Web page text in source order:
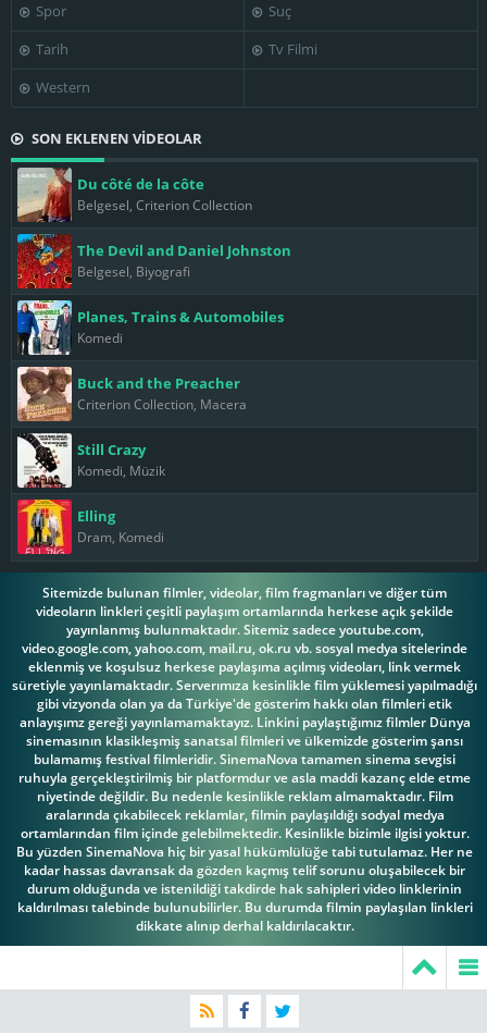
Spor
Suç
Tarih
Tv Filmi
Western
SON EKLENEN VİDEOLAR
Du côté de la côte
Belgesel, Criterion Collection
The Devil and Daniel Johnston
Belgesel, Biyografi
Planes, Trains & Automobiles
Komedi
Buck and the Preacher
Criterion Collection, Macera
Still Crazy
Komedi, Müzik
Elling
Dram, Komedi
Sitemizde bulunan filmler, videolar, film fragmanları ve diğer tüm
videoların linkleri çeşitli paylaşım ortamlarında herkese açık şekilde
yayınlanmış bulunmaktadır. Sitemiz sadece youtube.com,
video.google.com, yahoo.com, mail.ru, ok.ru vb. sosyal medya sitelerinde
eklenmiş ve koşulsuz herkese paylaşıma açılmış videoları, link vermek
süretiyle yayınlamaktadır. Serverımıza kesinlikle film yüklemesi yapılmadığı
gibi vizyonda olan ya da Türkiye'de gösterim hakkı olan filmleri etik
anlayışımz gereği yayınlamamaktayız. Linkini paylaştığımız filmler Dünya
sinemasının klasikleşmiş sanatsal filmleri ve ülkemizde gösterim şansı
bulamamış festival filmleridir. SinemaNova tamamen sinema sevgisi
ruhuyla gerçekleştirilmiş bir platformdur ve asla maddi kazanç elde etme
niyetinde değildir. Bu nedenle kesinlikle reklam almamaktadır. Film
aralarında çıkabilecek reklamlar, filmin paylaşıldığı sodyal medya
ortamlarından film içinde gelebilmektedir. Kesinlikle bizimle ilgisi yoktur.
Bu yüzden SinemaNova hiç bir yasal hükümlülüğe tabi tutulamaz. Her ne
kadar hassas davransak da gözden kaçmış telif sorunu oluşabilecek bir
durum olduğunda ve istenildiği takdirde hak sahipleri video linklerinin
kaldırılması talebinde bulunubilirler. Bu durumda filmin paylaşılan linkleri
dikkate alınıp derhal kaldırılacaktır.